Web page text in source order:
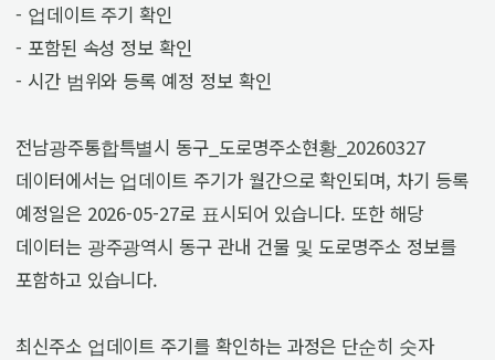
- 업데이트 주기 확인
- 포함된 속성 정보 확인
- 시간 범위와 등록 예정 정보 확인
전남광주통합특별시 동구_도로명주소현황_20260327
데이터에서는 업데이트 주기가 월간으로 확인되며, 차기 등록
예정일은 2026-05-27로 표시되어 있습니다. 또한 해당
데이터는 광주광역시 동구 관내 건물 및 도로명주소 정보를
포함하고 있습니다.
최신주소 업데이트 주기를 확인하는 과정은 단순히 숫자